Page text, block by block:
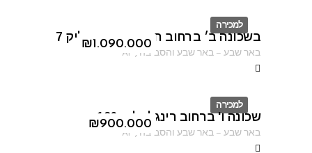
למכירה
ID
₪1.090.000
בשכונה ב׳ ברחוב חיים נחמן ביאליק 7
באר שבע–באר שבע והסביבה ,
AF
למכירה
ID
₪900.000
שכונה ו' ברחוב רינגלבלום 126
באר שבע–באר שבע והסביבה ,
AF